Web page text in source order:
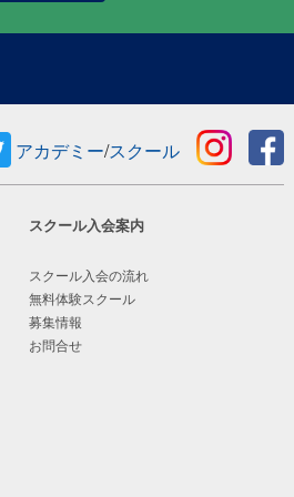
アカデミー/スクール
スクール入会案内
スクール入会の流れ
無料体験スクール
募集情報
お問合せ